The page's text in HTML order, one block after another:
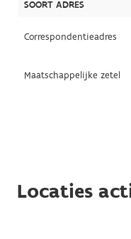
SOORT ADRES
Correspondentieadres
Maatschappelijke zetel
Locaties